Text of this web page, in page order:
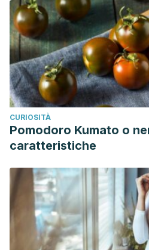
CURIOSITÀ
Pomodoro Kumato o
caratteristiche